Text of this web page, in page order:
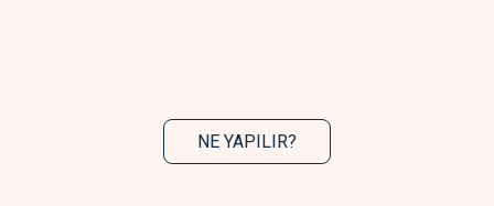
NE YAPILIR?